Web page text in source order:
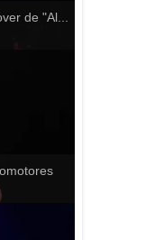
de "Al...